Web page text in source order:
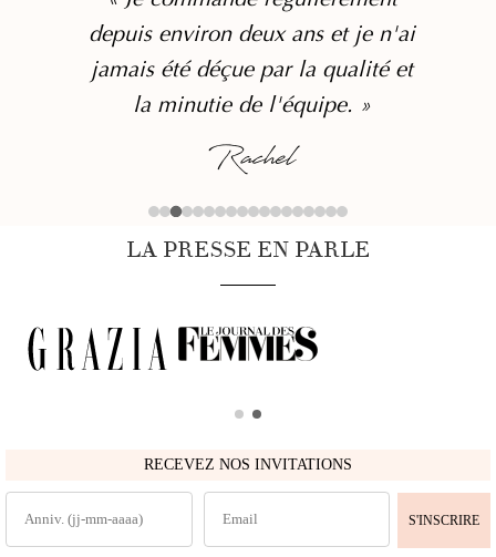
depuis environ deux ans et je n'ai
jamais été déçue par la qualité et
la minutie de l'équipe. »
Rachel
LA PRESSE EN PARLE
RECEVEZ NOS INVITATIONS
S'INSCRIRE